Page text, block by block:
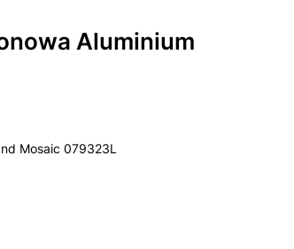
Aluminium
Mosaic 079323L